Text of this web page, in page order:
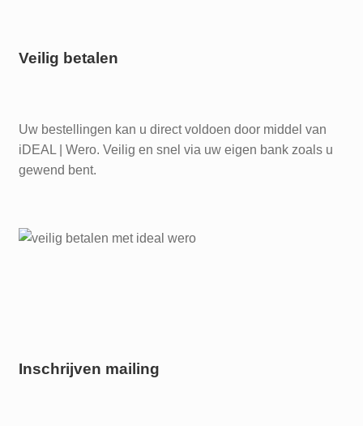
Veilig betalen
Uw bestellingen kan u direct voldoen door middel van
iDEAL | Wero. Veilig en snel via uw eigen bank zoals u
gewend bent.
Inschrijven mailing